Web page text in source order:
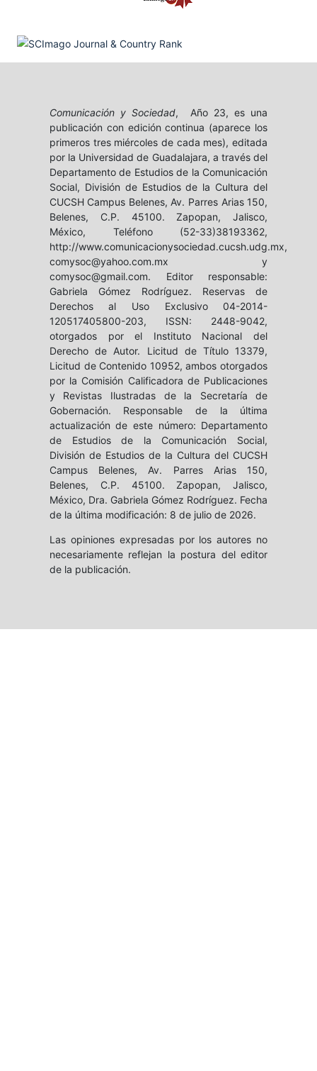
Comunicación y Sociedad, Año 23, es una
publicación con edición continua (aparece los
primeros tres miércoles de cada mes), editada
por la Universidad de Guadalajara, a través del
Departamento de Estudios de la Comunicación
Social, División de Estudios de la Cultura del
CUCSH Campus Belenes, Av. Parres Arias 150,
Belenes, C.P. 45100. Zapopan, Jalisco,
México, Teléfono (52-33)38193362,
http://www.comunicacionysociedad.cucsh.udg.mx,
comysoc@yahoo.com.mx y
comysoc@gmail.com. Editor responsable:
Gabriela Gómez Rodríguez. Reservas de
Derechos al Uso Exclusivo 04-2014-
120517405800-203, ISSN: 2448-9042,
otorgados por el Instituto Nacional del
Derecho de Autor. Licitud de Título 13379,
Licitud de Contenido 10952, ambos otorgados
por la Comisión Calificadora de Publicaciones
y Revistas Ilustradas de la Secretaría de
Gobernación. Responsable de la última
actualización de este número: Departamento
de Estudios de la Comunicación Social,
División de Estudios de la Cultura del CUCSH
Campus Belenes, Av. Parres Arias 150,
Belenes, C.P. 45100. Zapopan, Jalisco,
México, Dra. Gabriela Gómez Rodríguez. Fecha
de la última modificación: 8 de julio de 2026.
Las opiniones expresadas por los autores no
necesariamente reflejan la postura del editor
de la publicación.